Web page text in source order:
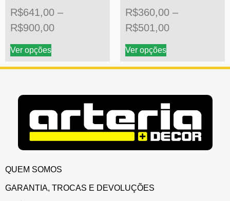
R$641,00 –
R$900,00
Ver opções
R$360,00 –
R$501,00
Ver opções
QUEM SOMOS
GARANTIA, TROCAS E DEVOLUÇÕES